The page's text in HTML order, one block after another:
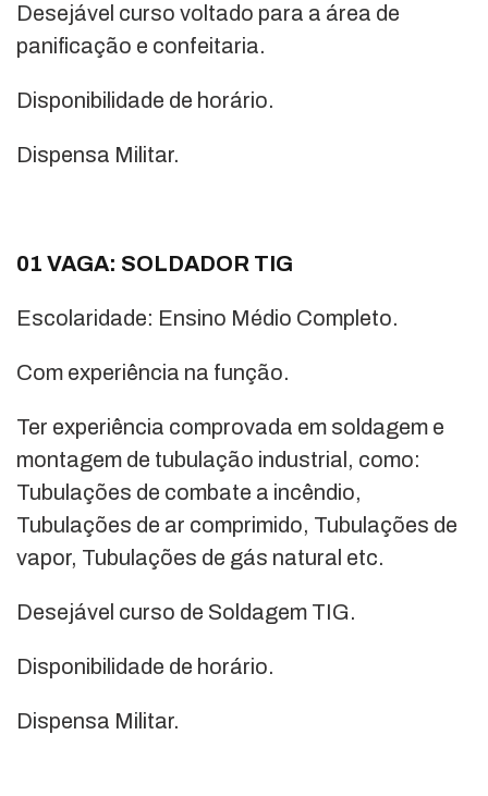
Desejável curso voltado para a área de
panificação e confeitaria.
Disponibilidade de horário.
Dispensa Militar.
01 VAGA: SOLDADOR TIG
Escolaridade: Ensino Médio Completo.
Com experiência na função.
Ter experiência comprovada em soldagem e
montagem de tubulação industrial, como:
Tubulações de combate a incêndio,
Tubulações de ar comprimido, Tubulações de
vapor, Tubulações de gás natural etc.
Desejável curso de Soldagem TIG.
Disponibilidade de horário.
Dispensa Militar.